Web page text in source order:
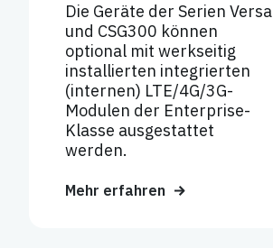
Die Geräte der Serien Versa
und CSG300 können
optional mit werkseitig
installierten integrierten
(internen) LTE/4G/3G-
Modulen der Enterprise-
Klasse ausgestattet
werden.
Mehr erfahren